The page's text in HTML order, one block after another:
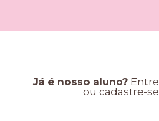
Já é nosso aluno? Entre
ou cadastre-se